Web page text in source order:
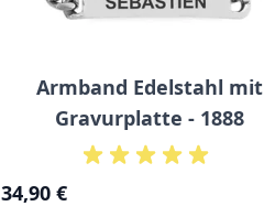
Armband Edelstahl mit
Gravurplatte - 1888
34,90 €